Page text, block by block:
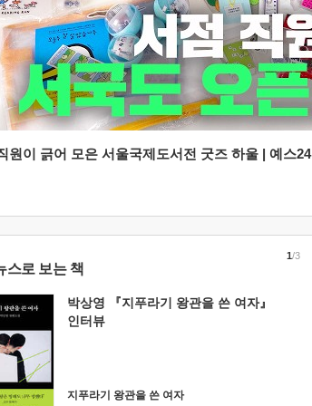
원이 긁어 모은 서울국제도서전 굿즈 하울 | 예스24
스로 보는 책
박상영 『지푸라기 왕관을 쓴 여자』
인터뷰
지푸라기 왕관을 쓴 여자
1/3